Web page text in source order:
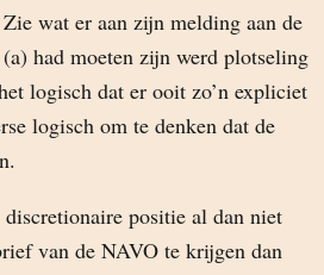
wat er aan zijn melding aan de
had moeten zijn werd plotseling
logisch dat er ooit zo’n expliciet
logisch om te denken dat de
positie al dan niet
van de NAVO te krijgen dan